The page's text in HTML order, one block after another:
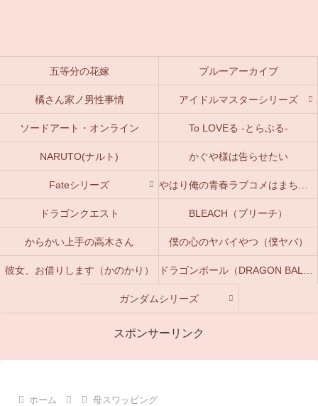
五等分の花嫁 ブルーアーカイブ
橘さん家ノ男性事情 アイドルマスターシリーズ
ソードアート・オンライン To LOVEる -とらぶる-
NARUTO(ナルト) かぐや様は告らせたい
Fateシリーズ
ドラゴンクエスト BLEACH（ブリーチ）
からかい上手の高木さん 僕の心のヤバイやつ（僕ヤバ）
彼女、お借りします（かのかり）
ガンダムシリーズ
スポンサーリンク
ホーム 母スワッピング